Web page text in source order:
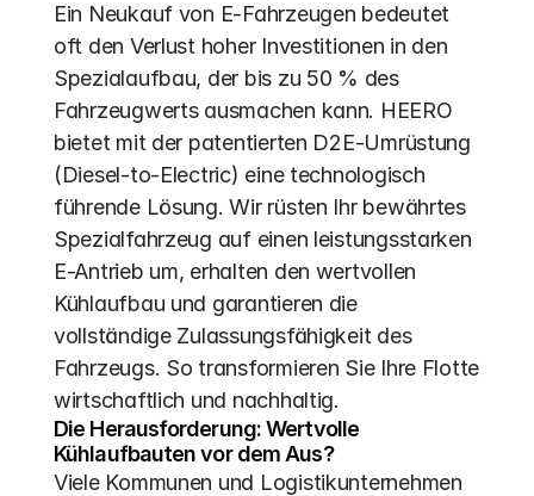
Ein Neukauf von E-Fahrzeugen bedeutet
oft den Verlust hoher Investitionen in den
Spezialaufbau, der bis zu 50 % des
Fahrzeugwerts ausmachen kann. HEERO
bietet mit der patentierten D2E-Umrüstung
(Diesel-to-Electric) eine technologisch
führende Lösung. Wir rüsten Ihr bewährtes
Spezialfahrzeug auf einen leistungsstarken
E-Antrieb um, erhalten den wertvollen
Kühlaufbau und garantieren die
vollständige Zulassungsfähigkeit des
Fahrzeugs. So transformieren Sie Ihre Flotte
wirtschaftlich und nachhaltig.
Die Herausforderung: Wertvolle
Kühlaufbauten vor dem Aus?
Viele Kommunen und Logistikunternehmen